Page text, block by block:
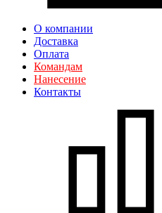
О компании
Доставка
Оплата
Командам
Нанесение
Контакты